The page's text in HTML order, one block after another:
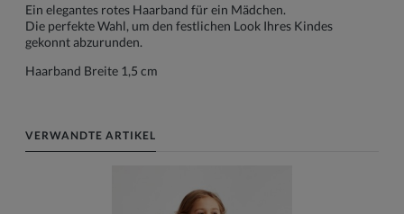
Ein elegantes rotes Haarband für ein Mädchen.
Die perfekte Wahl, um den festlichen Look Ihres Kindes
gekonnt abzurunden.
Haarband Breite 1,5 cm
VERWANDTE ARTIKEL